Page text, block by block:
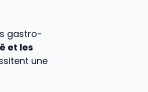
gastro-
et les
une